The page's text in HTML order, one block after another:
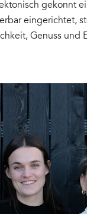
gekonnt
eingerichtet,
Genuss und